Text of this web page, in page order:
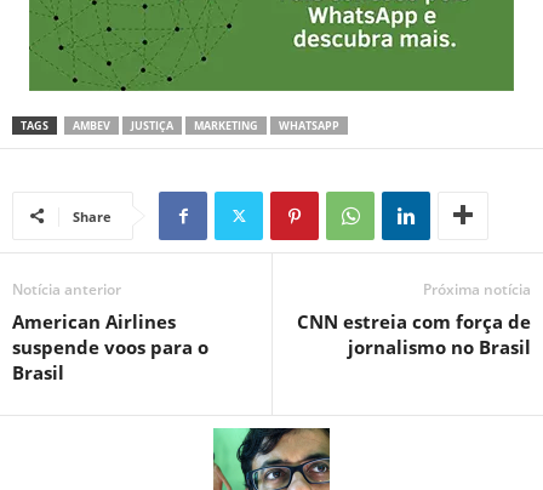
TAGS AMBEV JUSTIÇA MARKETING WHATSAPP
Share
Notícia anterior
American Airlines
suspende voos para o
Brasil
Próxima notícia
CNN estreia com força de
jornalismo no Brasil